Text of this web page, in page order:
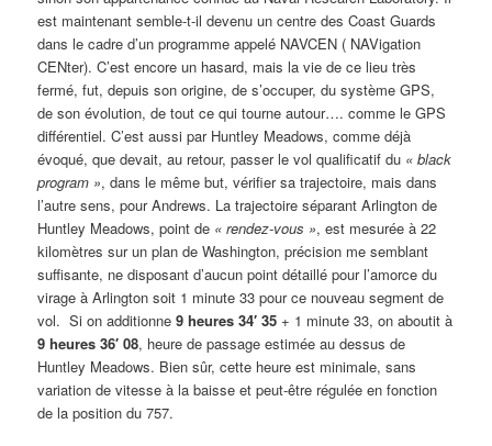
est maintenant semble-t-il devenu un centre des Coast Guards
dans le cadre d’un programme appelé NAVCEN ( NAVigation
CENter). C’est encore un hasard, mais la vie de ce lieu très
fermé, fut, depuis son origine, de s’occuper, du système GPS,
de son évolution, de tout ce qui tourne autour…. comme le GPS
différentiel. C’est aussi par Huntley Meadows, comme déjà
évoqué, que devait, au retour, passer le vol qualificatif du «black
program », dans le même but, vérifier sa trajectoire, mais dans
l’autre sens, pour Andrews. La trajectoire séparant Arlington de
Huntley Meadows, point de « rendez-vous », est mesurée à 22
kilomètres sur un plan de Washington, précision me semblant
suffisante, ne disposant d’aucun point détaillé pour l’amorce du
virage à Arlington soit 1 minute 33 pour ce nouveau segment de
vol. Si on additionne9 heures 34′ 35 + 1 minute 33, on aboutit à
9 heures 36′ 08, heure de passage estimée au dessus de
Huntley Meadows. Bien sûr, cette heure est minimale, sans
variation de vitesse à la baisse et peut-être régulée en fonction
de la position du 757.